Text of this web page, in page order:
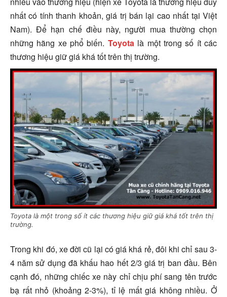
nhất có tính thanh khoản, giá trị bán lại cao nhất tại Việt
Nam). Để hạn chế điều này, người mua thường chọn
những hãng xe phổ biến. Toyota là một trong số ít các
thương hiệu giữ giá khá tốt trên thị trường.
Toyota là một trong số ít các thương hiệu giữ giá khá tốt trên thị
trường.
Trong khi đó, xe đời cũ lại có giá khá rẻ, đôi khi chỉ sau 3-
4 năm sử dụng đã khấu hao hết 2/3 giá trị ban đầu. Bên
cạnh đó, những chiếc xe này chỉ chịu phí sang tên trước
bạ rất nhỏ (khoảng 2-3%), tỉ lệ mất giá không nhiều. Ở